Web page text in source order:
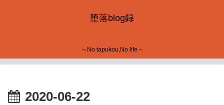
堕落blog録
～No tapukou,No life～
2020-06-22